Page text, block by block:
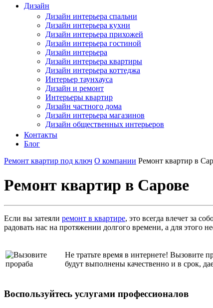
Дизайн
Дизайн интерьера спальни
Дизайн интерьера кухни
Дизайн интерьера прихожей
Дизайн интерьера гостиной
Дизайн интерьера
Дизайн интерьера квартиры
Дизайн интерьера коттеджа
Интерьер таунхауса
Дизайн и ремонт
Интерьеры квартир
Дизайн частного дома
Дизайн интерьера магазинов
Дизайн общественных интерьеров
Контакты
Блог
Ремонт квартир под ключ О компании Ремонт квартир в
Ремонт квартир в Сарове
Если вы затеяли ремонт в квартире, это всегда влечет за
радовать нас на протяжении долгого времени, а для этого
Не тратьте время в интернете! Вызовите
будут выполнены качественно и в срок,
Воспользуйтесь услугами профессионалов